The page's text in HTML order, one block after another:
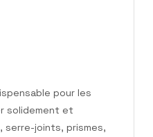
pour les
solidement et
serre-joints, prismes,